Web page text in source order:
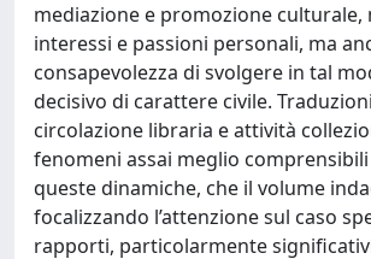
mediazione e promozione culturale,
interessi e passioni personali, ma
consapevolezza di svolgere in tal
decisivo di carattere civile.
circolazione libraria e attività
fenomeni assai meglio
queste dinamiche, che il volume
focalizzando l’attenzione sul caso
rapporti, particolarmente